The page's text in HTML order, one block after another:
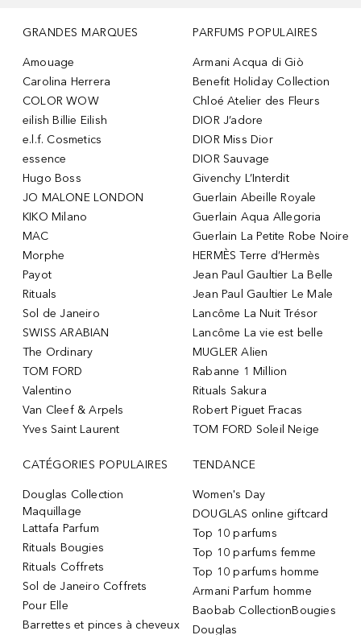
GRANDES MARQUES
Amouage
Carolina Herrera
COLOR WOW
eilish Billie Eilish
e.l.f. Cosmetics
essence
Hugo Boss
JO MALONE LONDON
KIKO Milano
MAC
Morphe
Payot
Rituals
Sol de Janeiro
SWISS ARABIAN
The Ordinary
TOM FORD
Valentino
Van Cleef & Arpels
Yves Saint Laurent
PARFUMS POPULAIRES
Armani Acqua di Giò
Benefit Holiday Collection
Chloé Atelier des Fleurs
DIOR J’adore
DIOR Miss Dior
DIOR Sauvage
Givenchy L’Interdit
Guerlain Abeille Royale
Guerlain Aqua Allegoria
Guerlain La Petite Robe Noire
HERMÈS Terre d’Hermès
Jean Paul Gaultier La Belle
Jean Paul Gaultier Le Male
Lancôme La Nuit Trésor
Lancôme La vie est belle
MUGLER Alien
Rabanne 1 Million
Rituals Sakura
Robert Piguet Fracas
TOM FORD Soleil Neige
CATÉGORIES POPULAIRES
Douglas Collection
Maquillage
Lattafa Parfum
Rituals Bougies
Rituals Coffrets
Sol de Janeiro Coffrets
Pour Elle
Barrettes et pinces à cheveux
TENDANCE
Women's Day
DOUGLAS online giftcard
Top 10 parfums
Top 10 parfums femme
Top 10 parfums homme
Armani Parfum homme
Baobab CollectionBougies
Douglas